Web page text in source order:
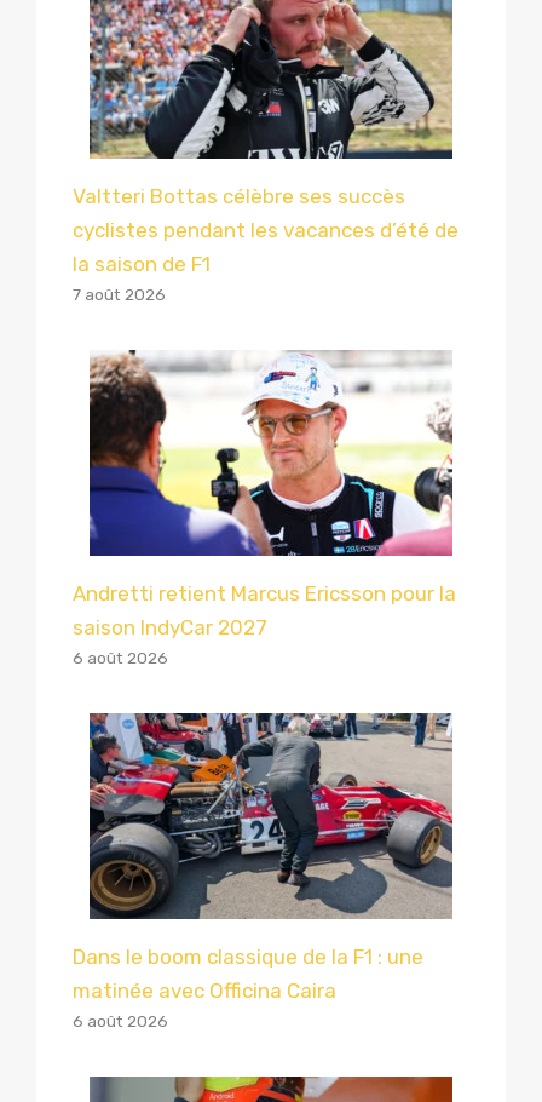
Valtteri Bottas célèbre ses succès
cyclistes pendant les vacances d’été de
la saison de F1
7 août 2026
Andretti retient Marcus Ericsson pour la
saison IndyCar 2027
6 août 2026
Dans le boom classique de la F1 : une
matinée avec Officina Caira
6 août 2026